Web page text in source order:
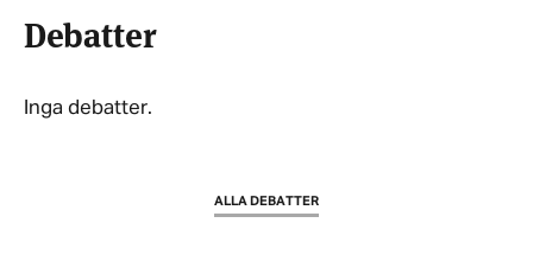
Debatter
Inga debatter.
ALLA DEBATTER